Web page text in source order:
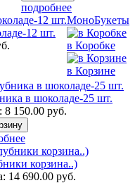
подробнее
12 шт.
в шоколаде-25 шт.
8 150.00 руб.
корзина..)
14 690.00 руб.
МоноБукеты
в Коробке
в Корзине